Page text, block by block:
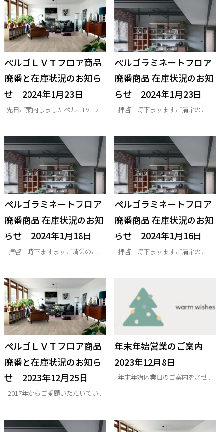
ぺルゴＬＶＴフロア商品
廃番と在庫状況のお知ら
せ 2024年1月23日
先日ご案内しましたぺルゴLVTフ...
ぺルゴラミネートフロア
廃番商品 在庫状況のお知
らせ 2024年1月23日
拝啓 時下ますますご清栄のこ...
ぺルゴラミネートフロア
廃番商品 在庫状況のお知
らせ 2024年1月18日
拝啓 時下ますますご清栄のこ...
ぺルゴラミネートフロア
廃番商品 在庫状況のお知
らせ 2024年1月16日
拝啓 時下ますますご清栄のこ...
ぺルゴＬＶＴフロア商品
廃番と在庫状況のお知ら
せ 2023年12月25日
2017年からご愛顧いただいてい...
年末年始営業のご案内
2023年12月8日
年末年始休業日のご案内をさせ...